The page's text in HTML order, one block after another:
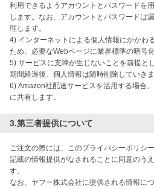
利用できるようアカウントとパスワードを
します。なお、アカウントとパスワードは
理します。
4) インターネットによる個人情報にかかわ
ため、必要なWebページに業界標準の暗号
5) サービスに支障が生じないことを前提と
期間経過後、個人情報は随時削除していきま
6) Amazon社配送サービスを活用する場合
3.第三者提供について
ご注文の際には、このプライバシーポリシ
記載の情報提供がなされることに同意のう
す。
なお、ヤフー株式会社に提供される情報に